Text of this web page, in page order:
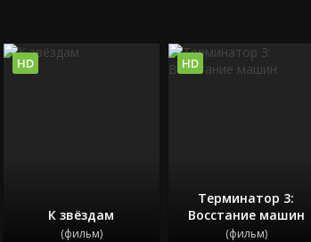
К звёздам
(фильм)
HD
Терминатор 3:
Восстание машин
(фильм)
HD